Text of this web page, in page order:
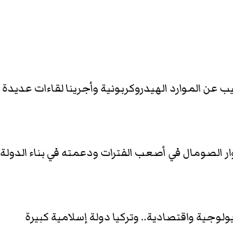
الموارد الهيدروكربونية وأجرينا لقاءات عديدة
في أصعب الفترات ودعمته في بناء الدولة
واقتصادية.. وتركيا دولة إسلامية كبيرة